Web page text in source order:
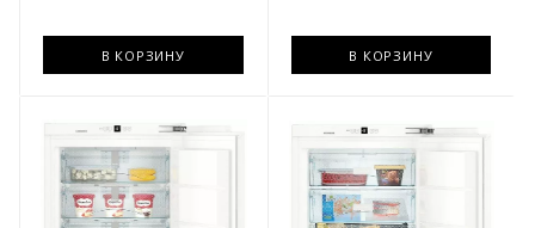
В КОРЗИНУ В КОРЗИНУ